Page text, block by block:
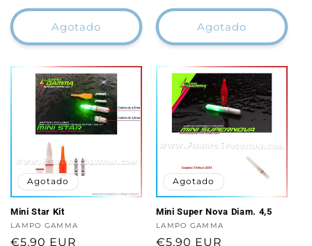
habitual
Agotado Agotado
Agotado
Mini Star Kit
Proveedor:
LAMPO GAMMA
Precio
€5,90 EUR
Agotado
Mini Super Nova Diam. 4,5
Proveedor:
LAMPO GAMMA
Precio
€5,90 EUR